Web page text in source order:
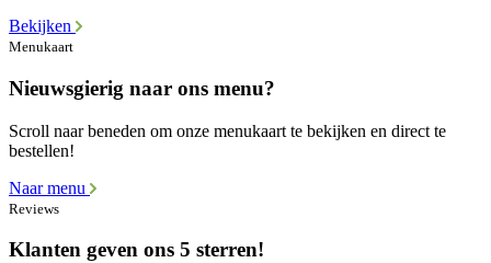
Bekijken
Menukaart
Nieuwsgierig naar ons menu?
Scroll naar beneden om onze menukaart te bekijken en direct te
bestellen!
Naar menu
Reviews
Klanten geven ons 5 sterren!